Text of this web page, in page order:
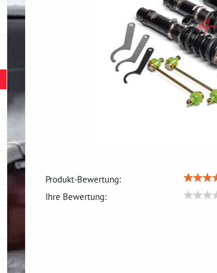
Produkt-Bewertung:
Ihre Bewertung: